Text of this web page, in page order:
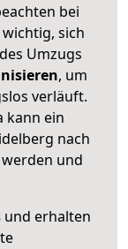
bei
sich
Umzugs
, um
verläuft.
kann ein
nach
und
und erhalten